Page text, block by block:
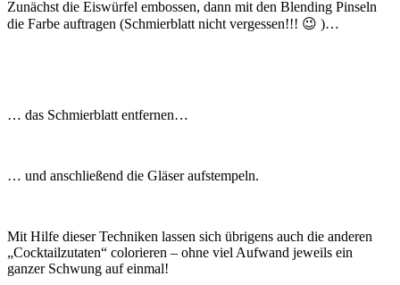
Zunächst die Eiswürfel embossen, dann mit den Blending Pinseln
die Farbe auftragen (Schmierblatt nicht vergessen!!! 😉 )…
… das Schmierblatt entfernen…
… und anschließend die Gläser aufstempeln.
Mit Hilfe dieser Techniken lassen sich übrigens auch die anderen
„Cocktailzutaten“ colorieren – ohne viel Aufwand jeweils ein
ganzer Schwung auf einmal!